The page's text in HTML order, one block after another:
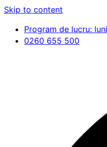
Skip to content
Program de lucru:
0260 655 500